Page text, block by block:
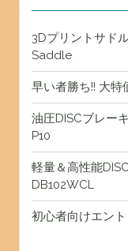
3Dプリントサ
Saddle
早い者勝ち!! 大特
油圧DISCブレー
P10
軽量＆高性能
DB102WCL
初心者向けエン